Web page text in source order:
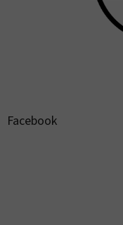
Facebook